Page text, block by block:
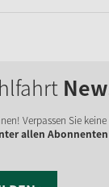
Verpassen Sie
allen